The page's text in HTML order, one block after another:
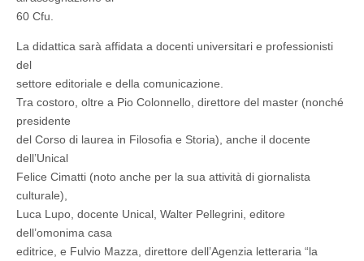
60 Cfu.
La didattica sarà affidata a docenti universitari e professionisti
del
settore editoriale e della comunicazione.
Tra costoro, oltre a Pio Colonnello, direttore del master (nonché
presidente
del Corso di laurea in Filosofia e Storia), anche il docente
dell’Unical
Felice Cimatti (noto anche per la sua attività di giornalista
culturale),
Luca Lupo, docente Unical, Walter Pellegrini, editore
dell’omonima casa
editrice, e Fulvio Mazza, direttore dell’Agenzia letteraria “la